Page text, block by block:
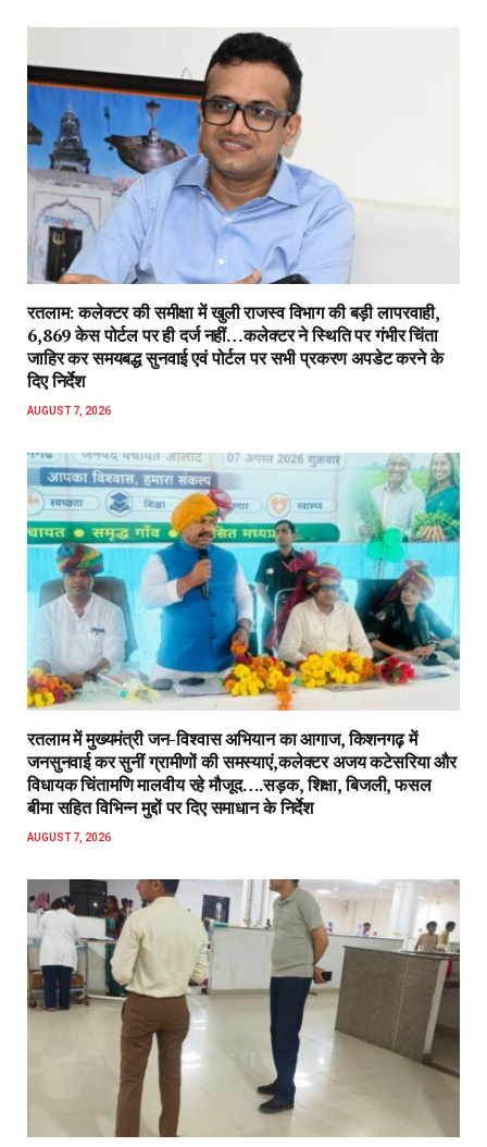
रतलाम: कलेक्टर की समीक्षा में खुली राजस्व विभाग की बड़ी लापरवाही,
6,869 केस पोर्टल पर ही दर्ज नहीं…कलेक्टर ने स्थिति पर गंभीर चिंता
जाहिर कर समयबद्ध सुनवाई एवं पोर्टल पर सभी प्रकरण अपडेट करने के
दिए निर्देश
AUGUST 7, 2026
रतलाम में मुख्यमंत्री जन-विश्वास अभियान का आगाज, किशनगढ़ में
जनसुनवाई कर सुनीं ग्रामीणों की समस्याएं,कलेक्टर अजय कटेसरिया और
विधायक चिंतामणि मालवीय रहे मौजूद….सड़क, शिक्षा, बिजली, फसल
बीमा सहित विभिन्न मुद्दों पर दिए समाधान के निर्देश
AUGUST 7, 2026